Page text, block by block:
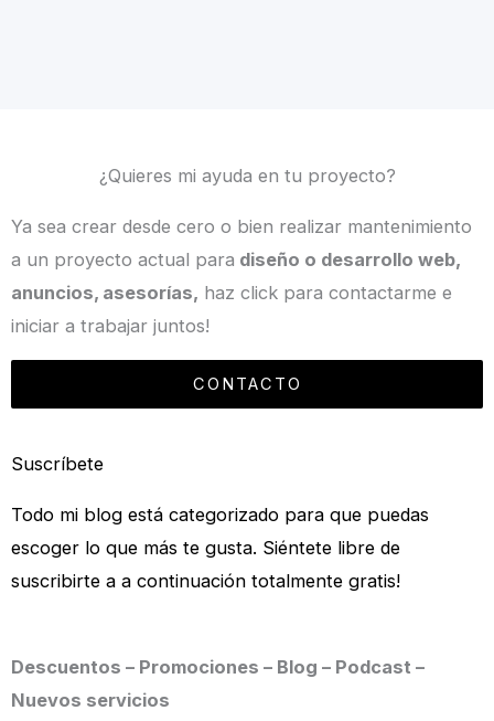
¿Quieres mi ayuda en tu proyecto?
Ya sea crear desde cero o bien realizar mantenimiento
a un proyecto actual para diseño o desarrollo web,
anuncios, asesorías, haz click para contactarme e
iniciar a trabajar juntos!
CONTACTO
Suscríbete
Todo mi blog está categorizado para que puedas
escoger lo que más te gusta. Siéntete libre de
suscribirte a a continuación totalmente gratis!
Descuentos – Promociones – Blog – Podcast –
Nuevos servicios